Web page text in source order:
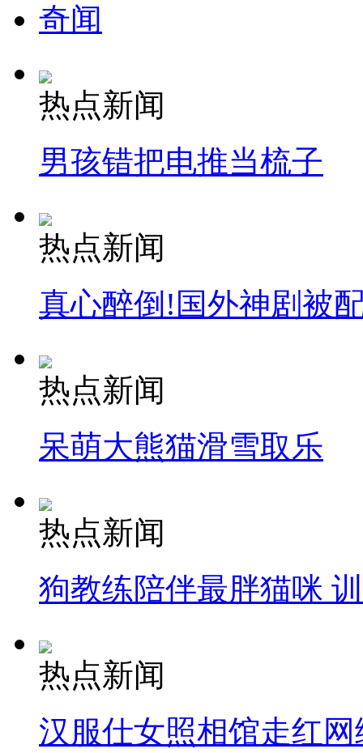
奇闻
热点新闻
男孩错把电推当梳子
热点新闻
真心醉倒!国外神剧被
热点新闻
呆萌大熊猫滑雪取乐
热点新闻
狗教练陪伴最胖猫咪
热点新闻
汉服仕女照相馆走红网